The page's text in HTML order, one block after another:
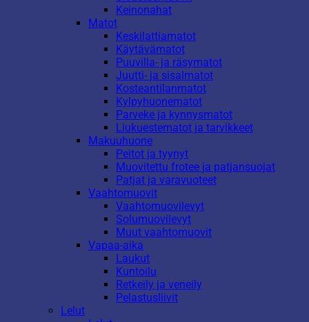
Keinonahat
Matot
Keskilattiamatot
Käytävämatot
Puuvilla- ja räsymatot
Juutti- ja sisalmatot
Kosteantilanmatot
Kylpyhuonematot
Parveke ja kynnysmatot
Liukuestematot ja tarvikkeet
Makuuhuone
Peitot ja tyynyt
Muovitettu frotee ja patjansuojat
Patjat ja varavuoteet
Vaahtomuovit
Vaahtomuovilevyt
Solumuovilevyt
Muut vaahtomuovit
Vapaa-aika
Laukut
Kuntoilu
Retkeily ja veneily
Pelastusliivit
Lelut